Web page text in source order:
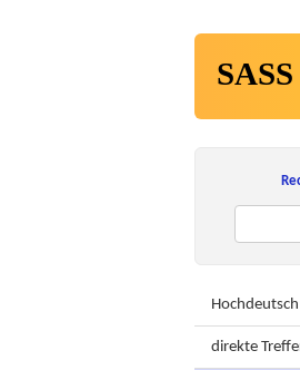
SASS
Hochdeutsch
direkte